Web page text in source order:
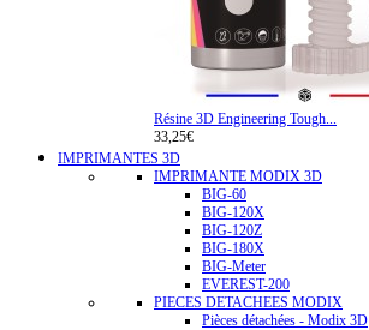
Résine 3D Engineering Tough...
33,25€
IMPRIMANTES 3D
IMPRIMANTE MODIX 3D
BIG-60
BIG-120X
BIG-120Z
BIG-180X
BIG-Meter
EVEREST-200
PIECES DETACHEES MODIX
Pièces détachées - Modix 3D